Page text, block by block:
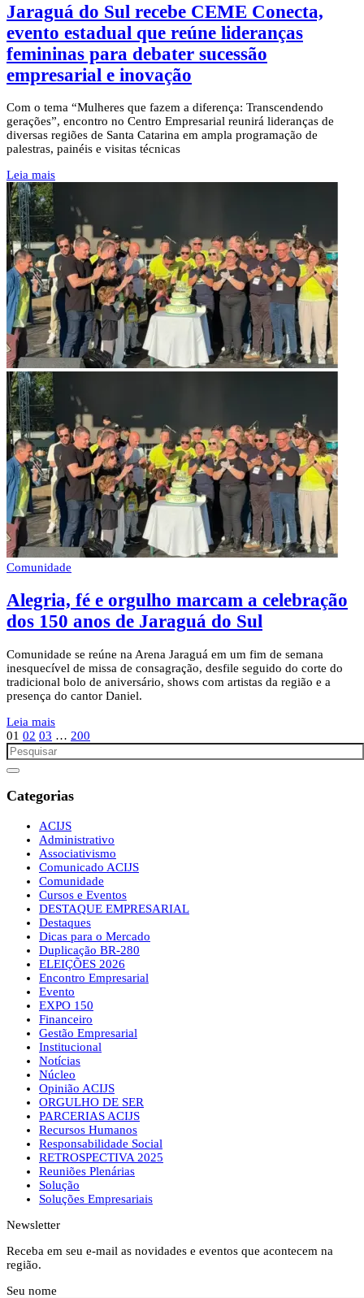
Jaraguá do Sul recebe CEME Conecta,
evento estadual que reúne lideranças
femininas para debater sucessão
empresarial e inovação
Com o tema “Mulheres que fazem a diferença: Transcendendo
gerações”, encontro no Centro Empresarial reunirá lideranças de
diversas regiões de Santa Catarina em ampla programação de
palestras, painéis e visitas técnicas
Leia mais
Comunidade
Alegria, fé e orgulho marcam a celebração
dos 150 anos de Jaraguá do Sul
Comunidade se reúne na Arena Jaraguá em um fim de semana
inesquecível de missa de consagração, desfile seguido do corte do
tradicional bolo de aniversário, shows com artistas da região e a
presença do cantor Daniel.
Leia mais
01 02 03 … 200
Categorias
ACIJS
Administrativo
Associativismo
Comunicado ACIJS
Comunidade
Cursos e Eventos
DESTAQUE EMPRESARIAL
Destaques
Dicas para o Mercado
Duplicação BR-280
ELEIÇÕES 2026
Encontro Empresarial
Evento
EXPO 150
Financeiro
Gestão Empresarial
Institucional
Notícias
Núcleo
Opinião ACIJS
ORGULHO DE SER
PARCERIAS ACIJS
Recursos Humanos
Responsabilidade Social
RETROSPECTIVA 2025
Reuniões Plenárias
Solução
Soluções Empresariais
Newsletter
Receba em seu e-mail as novidades e eventos que acontecem na
região.
Seu nome